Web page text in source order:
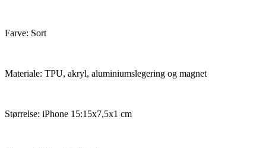
Farve: Sort
Materiale: TPU, akryl, aluminiumslegering og magnet
Størrelse: iPhone 15:15x7,5x1 cm